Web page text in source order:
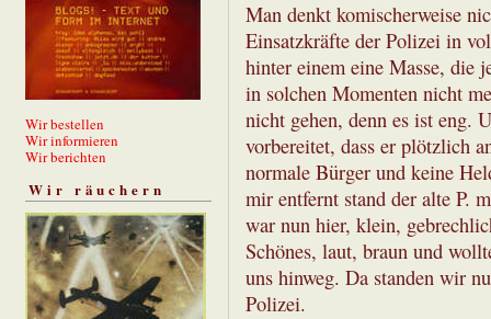
Wir bestellen
Wir informieren
Wir berichten
Wir räuchern
Man denkt komischerweise
Einsatzkräfte der Polizei in
hinter einem eine Masse, die
in solchen Momenten nicht
nicht gehen, denn es ist eng.
vorbereitet, dass er plötzlich
normale Bürger und keine
mir entfernt stand der alte P.
war nun hier, klein,
Schönes, laut, braun und
uns hinweg. Da standen wir
Polizei.